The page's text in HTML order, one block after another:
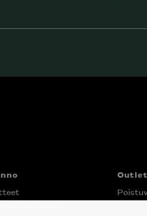
Outlet